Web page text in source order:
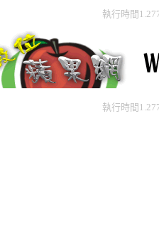
執行時間
執行時間